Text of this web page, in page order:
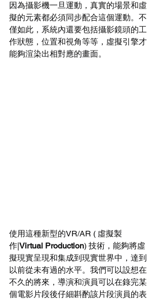
因為攝影機一旦運動，真實的場景和虛
擬的元素都必須同步配合這個運動。不
僅如此，系統內還要包括攝影鏡頭的工
作狀態，位置和視角等等，虛擬引擎才
能夠渲染出相對應的畫面。
使用這種新型的VR/AR ( 虛擬製
作| Virtual Production) 技術，能夠將虛
擬現實呈現和集成到現實世界中，達到
以前從未有過的水平。我們可以設想在
不久的將來，導演和演員可以在錄完某
個電影片段後仔細斟酌該片段演員的表